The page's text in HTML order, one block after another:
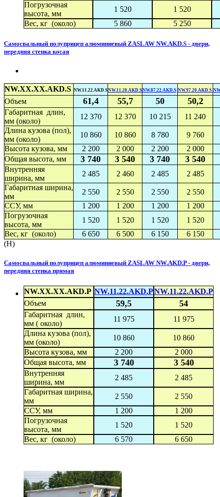
Погрузочная
высота, мм
1 520
1 520
Вес, кг (около)
5 860 5 250
Самосвальный полуприцеп алюминиевый ZASLAW NW.AKD.S - двери,
передняя стенка косая
NW.XX.XX.AKD.S NW.11.22.AKD.SNW.11.20.AKD.SNW.87.22.AKD.S NW.97.20.AKD.S
Объем 61,4 55,7 50 50,2
Габаритная длин,
мм (около)
12 370 12 370 10 215 11 240
Длина кузова (пол),
мм (около)
10 860 10 860 8 780
9 760
Высота кузова, мм
2 200 2 000 2 200
2 000
Общая высота, мм
3 740 3 540 3 740 3 540
Внутренняя
ширина, мм
2 485 2 460 2 485
2 485
Габаритная ширина,
мм
2 550 2 550 2 550
2 550
ССУ, мм
1 200 1 200 1 200
1 200
Погрузочная
высота, мм
1 520 1 520 1 520
1 520
Вес, кг (около)
6 650 6 500 6 150
6 150
(H)
Самосвальный полуприцеп алюминиевый ZASLAW NW.AKD.P - двери,
передняя стенка прямая
NW.XX.XX.AKD.P NW.11.22.AKD.PNW.11.22.AKD.P
Объем
59,5 54
Габаритная длин,
мм ( около)
11 975
11 975
Длина кузова (пол),
мм (около)
10 860
10 860
Высота кузова, мм
2 200
2 000
Общая высота, мм
3 740 3 540
Внутренняя
ширина, мм
2 485
2 485
Габаритная ширина,
мм
2 550
2 550
ССУ, мм
1 200
1 200
Погрузочная
высота, мм
1 520
1 520
Вес, кг (около)
6 570 6 650